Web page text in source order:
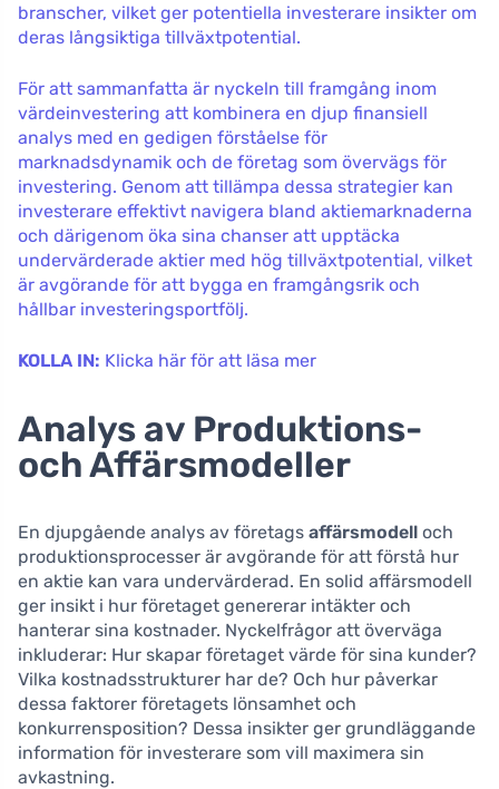
branscher, vilket ger potentiella investerare insikter om
deras långsiktiga tillväxtpotential.
För att sammanfatta är nyckeln till framgång inom
värdeinvestering att kombinera en djup finansiell
analys med en gedigen förståelse för
marknadsdynamik och de företag som övervägs för
investering. Genom att tillämpa dessa strategier kan
investerare effektivt navigera bland aktiemarknaderna
och därigenom öka sina chanser att upptäcka
undervärderade aktier med hög tillväxtpotential, vilket
är avgörande för att bygga en framgångsrik och
hållbar investeringsportfölj.
KOLLA IN: Klicka här för att läsa mer
Analys av Produktions-
och Affärsmodeller
En djupgående analys av företags affärsmodell och
produktionsprocesser är avgörande för att förstå hur
en aktie kan vara undervärderad. En solid affärsmodell
ger insikt i hur företaget genererar intäkter och
hanterar sina kostnader. Nyckelfrågor att överväga
inkluderar: Hur skapar företaget värde för sina kunder?
Vilka kostnadsstrukturer har de? Och hur påverkar
dessa faktorer företagets lönsamhet och
konkurrensposition? Dessa insikter ger grundläggande
information för investerare som vill maximera sin
avkastning.